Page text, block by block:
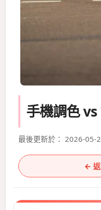
手機調色
最後更新於： 2026-05-
← 返